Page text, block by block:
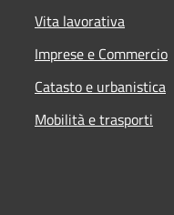
Vita lavorativa
Imprese e Commercio
Catasto e urbanistica
Mobilità e trasporti